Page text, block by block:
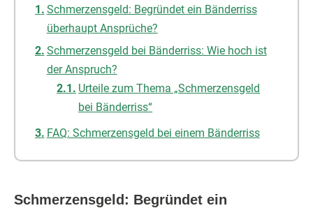
Schmerzensgeld: Begründet ein Bänderriss
überhaupt Ansprüche?
Schmerzensgeld bei Bänderriss: Wie hoch ist
der Anspruch?
Urteile zum Thema „Schmerzensgeld
bei Bänderriss“
FAQ: Schmerzensgeld bei einem Bänderriss
Schmerzensgeld: Begründet ein